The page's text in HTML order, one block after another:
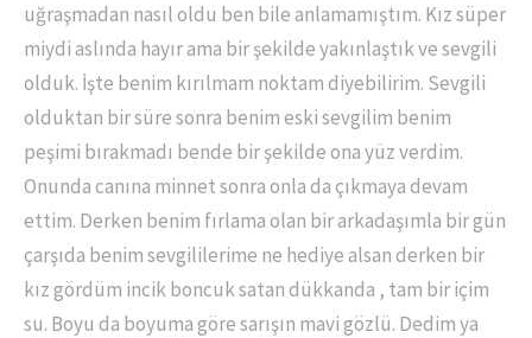
uğraşmadan nasıl oldu ben bile anlamamıştım. Kız süper
miydi aslında hayır ama bir şekilde yakınlaştık ve sevgili
olduk. İşte benim kırılmam noktam diyebilirim. Sevgili
olduktan bir süre sonra benim eski sevgilim benim
peşimi bırakmadı bende bir şekilde ona yüz verdim.
Onunda canına minnet sonra onla da çıkmaya devam
ettim. Derken benim fırlama olan bir arkadaşımla bir gün
çarşıda benim sevgililerime ne hediye alsan derken bir
kız gördüm incik boncuk satan dükkanda , tam bir içim
su. Boyu da boyuma göre sarışın mavi gözlü. Dedim ya